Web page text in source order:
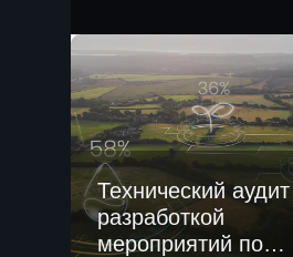
Технический
разработкой
мероприятий по